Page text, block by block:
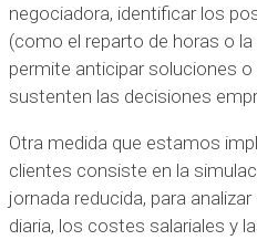
negociadora, identificar los
(como el reparto de horas o
permite anticipar soluciones
sustenten las decisiones
Otra medida que estamos
clientes consiste en la
jornada reducida, para
diaria, los costes salariales y